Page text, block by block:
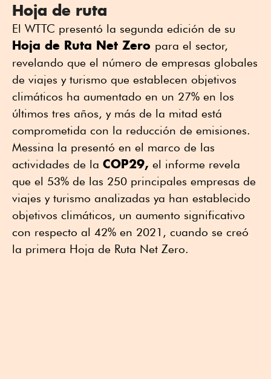
Hoja de ruta
El WTTC presentó la segunda edición de su
Hoja de Ruta Net Zero para el sector,
revelando que el número de empresas globales
de viajes y turismo que establecen objetivos
climáticos ha aumentado en un 27% en los
últimos tres años, y más de la mitad está
comprometida con la reducción de emisiones.
Messina la presentó en el marco de las
actividades de la COP29, el informe revela
que el 53% de las 250 principales empresas de
viajes y turismo analizadas ya han establecido
objetivos climáticos, un aumento significativo
con respecto al 42% en 2021, cuando se creó
la primera Hoja de Ruta Net Zero.